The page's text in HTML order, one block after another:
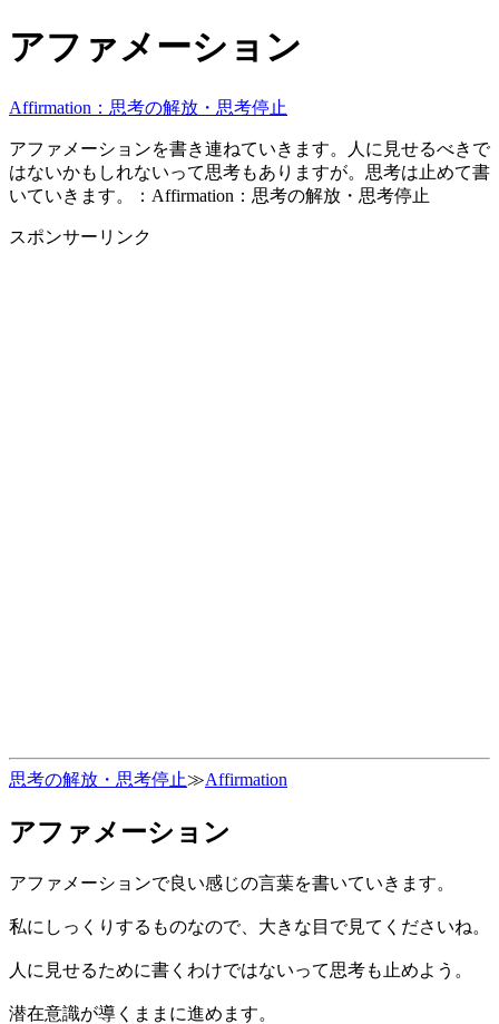
アファメーション
Affirmation：思考の解放・思考停止
アファメーションを書き連ねていきます。人に見せるべきで
はないかもしれないって思考もありますが。思考は止めて書
いていきます。：Affirmation：思考の解放・思考停止
スポンサーリンク
思考の解放・思考停止≫Affirmation
アファメーション
アファメーションで良い感じの言葉を書いていきます。
私にしっくりするものなので、大きな目で見てくださいね。
人に見せるために書くわけではないって思考も止めよう。
潜在意識が導くままに進めます。